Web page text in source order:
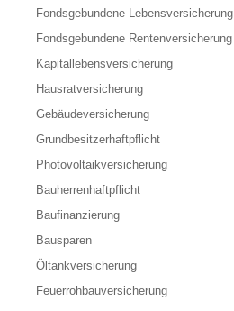
Fondsgebundene Lebensversicherung
Fondsgebundene Rentenversicherung
Kapitallebensversicherung
Hausratversicherung
Gebäudeversicherung
Grundbesitzerhaftpflicht
Photovoltaikversicherung
Bauherrenhaftpflicht
Baufinanzierung
Bausparen
Öltankversicherung
Feuerrohbauversicherung